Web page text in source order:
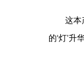
这本
的‘灯’升